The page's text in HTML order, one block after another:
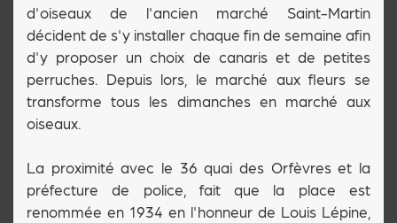
d'oiseaux de l'ancien marché Saint-Martin
décident de s'y installer chaque fin de semaine afin
d'y proposer un choix de canaris et de petites
perruches. Depuis lors, le marché aux fleurs se
transforme tous les dimanches en marché aux
oiseaux.
La proximité avec le 36 quai des Orfèvres et la
préfecture de police, fait que la place est
renommée en 1934 en l'honneur de Louis Lépine,